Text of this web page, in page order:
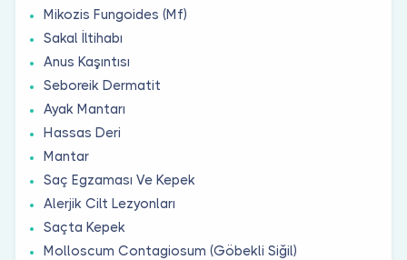
Mikozis Fungoides (Mf)
Sakal İltihabı
Anus Kaşıntısı
Seboreik Dermatit
Ayak Mantarı
Hassas Deri
Mantar
Saç Egzaması Ve Kepek
Alerjik Cilt Lezyonları
Saçta Kepek
Molloscum Contagiosum (Göbekli Siğil)